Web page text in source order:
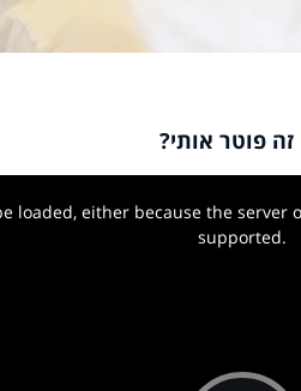
פוטר אותי?
loaded, either because the
supported.